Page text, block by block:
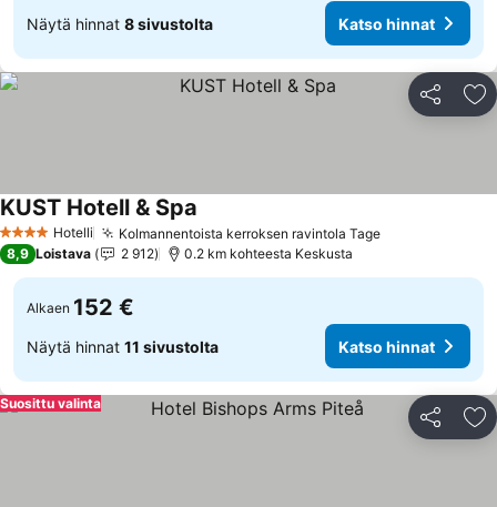
Näytä hinnat 8 sivustolta Katso hinnat
Jaa
4 Tähtiluokitus
Hotelli Kolmannentoista kerroksen ravintola TageKatso hinnat
KUST Hotell & Spa
8,9 Loistava 2 912 0.2 km kohteesta Keskusta
Alkaen 152 €
Näytä hinnat 11 sivustolta Katso hinnat
Jaa
Suosittu valinta